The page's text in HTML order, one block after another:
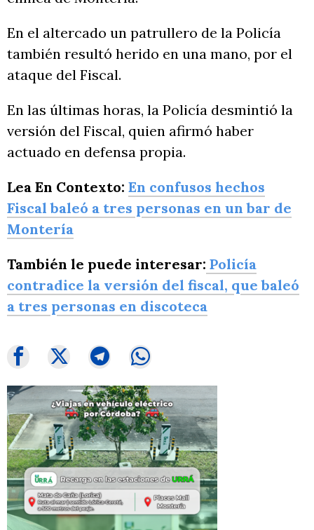
En el altercado un patrullero de la Policía
también resultó herido en una mano, por el
ataque del Fiscal.
En las últimas horas, la Policía desmintió la
versión del Fiscal, quien afirmó haber
actuado en defensa propia.
Lea En Contexto: En confusos hechos
Fiscal baleó a tres personas en un bar de
Montería
También le puede interesar: Policía
contradice la versión del fiscal, que baleó
a tres personas en discoteca